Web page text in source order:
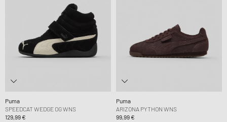
Puma
SPEEDCAT WEDGE OG WNS
129,99 €
Puma
ARIZONA PYTHON WNS
99,99 €